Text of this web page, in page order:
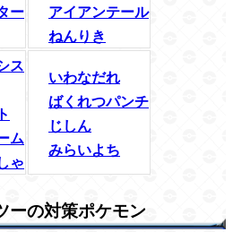
ー
アイアンテール
ねんりき
ス
ム
ゃ
いわなだれ
ばくれつパンチ
じしん
みらいよち
ーの対策ポケモン